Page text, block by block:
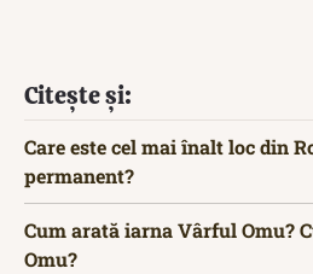
Citește și:
Care este cel mai înalt loc din
permanent?
Cum arată iarna Vârful Omu?
Omu?